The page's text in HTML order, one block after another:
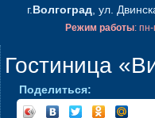
г.Волгоград, ул.
Режим работы:
Гостиница
Поделиться: